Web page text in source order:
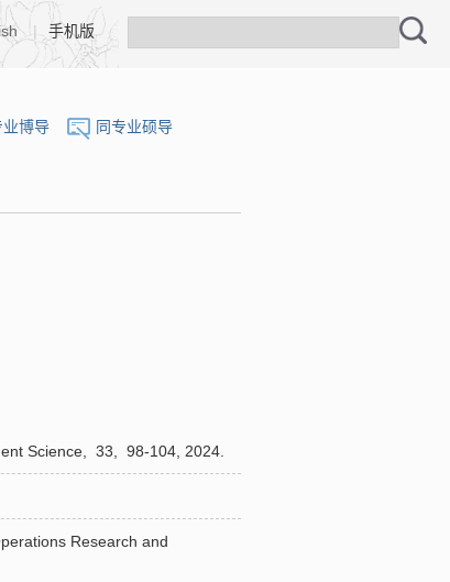
| 手机版
业博导 同专业硕导
Science, 33, 98-104, 2024.
Research and